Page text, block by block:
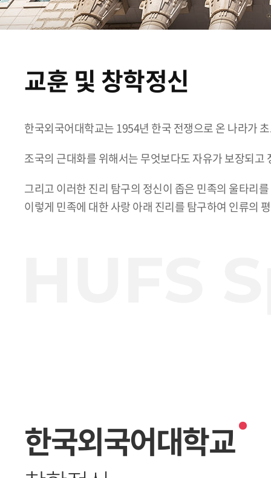
교훈 및 창학정신
한국외국어대학교는 1954년 한국 전쟁으로 온 나라가
조국의 근대화를 위해서는 무엇보다도 자유가 보장되
그리고 이러한 진리 탐구의 정신이 좁은 민족의 울타리
이렇게 민족에 대한 사랑 아래 진리를 탐구하여 인류의
한국외국어대학교